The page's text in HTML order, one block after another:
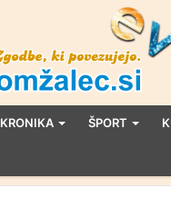
KRONIKA ŠPORT